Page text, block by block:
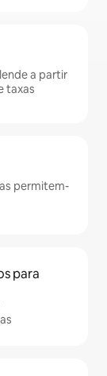
a partir
taxas
permitem-
para